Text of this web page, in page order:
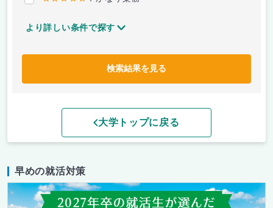
より詳しい条件で探す
検索結果を見る
大学トップに戻る
早めの就活対策